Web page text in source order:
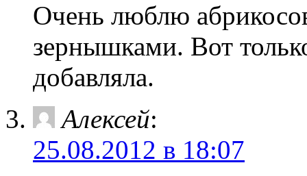
Очень люблю
зернышками. Вот
добавляла.
Алексей:
25.08.2012 в 18:07